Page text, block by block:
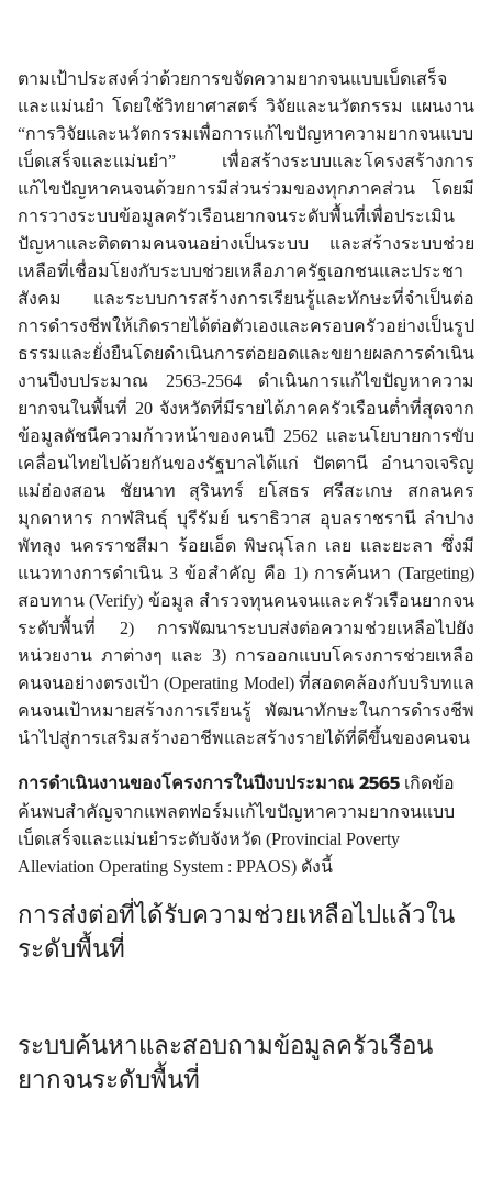
ตามเป้าประสงค์ว่าด้วยการขจัดความยากจนแบบเบ็ดเสร็จ
และแม่นยำ โดยใช้วิทยาศาสตร์ วิจัยและนวัตกรรม แผนงาน
“การวิจัยและนวัตกรรมเพื่อการแก้ไขปัญหาความยากจนแบบ
เบ็ดเสร็จและแม่นยำ” เพื่อสร้างระบบและโครงสร้างการ
แก้ไขปัญหาคนจนด้วยการมีส่วนร่วมของทุกภาคส่วน โดยมี
การวางระบบข้อมูลครัวเรือนยากจนระดับพื้นที่เพื่อประเมิน
ปัญหาและติดตามคนจนอย่างเป็นระบบ และสร้างระบบช่วย
เหลือที่เชื่อมโยงกับระบบช่วยเหลือภาครัฐเอกชนและประชา
สังคม และระบบการสร้างการเรียนรู้และทักษะที่จำเป็นต่อ
การดำรงชีพให้เกิดรายได้ต่อตัวเองและครอบครัวอย่างเป็นรูป
ธรรมและยั่งยืนโดยดำเนินการต่อยอดและขยายผลการดำเนิน
งานปีงบประมาณ 2563-2564 ดำเนินการแก้ไขปัญหาความ
ยากจนในพื้นที่ 20 จังหวัดที่มีรายได้ภาคครัวเรือนต่ำที่สุดจาก
ข้อมูลดัชนีความก้าวหน้าของคนปี 2562 และนโยบายการขับ
เคลื่อนไทยไปด้วยกันของรัฐบาลได้แก่ ปัตตานี อำนาจเจริญ
แม่ฮ่องสอน ชัยนาท สุรินทร์ ยโสธร ศรีสะเกษ สกลนคร
มุกดาหาร กาฬสินธุ์ บุรีรัมย์ นราธิวาส อุบลราชรานี ลำปาง
พัทลุง นครราชสีมา ร้อยเอ็ด พิษณุโลก เลย และยะลา ซึ่งมี
แนวทางการดำเนิน 3 ข้อสำคัญ คือ 1) การค้นหา (Targeting)
สอบทาน (Verify) ข้อมูล สำรวจทุนคนจนและครัวเรือนยากจน
ระดับพื้นที่ 2) การพัฒนาระบบส่งต่อความช่วยเหลือไปยัง
หน่วยงาน ภาต่างๆ และ 3) การออกแบบโครงการช่วยเหลือ
คนจนอย่างตรงเป้า (Operating Model) ที่สอดคล้องกับบริบทแล
คนจนเป้าหมายสร้างการเรียนรู้ พัฒนาทักษะในการดำรงชีพ
นำไปสู่การเสริมสร้างอาชีพและสร้างรายได้ที่ดีขึ้นของคนจน
การดำเนินงานของโครงการในปีงบประมาณ 2565 เกิดข้อ
ค้นพบสำคัญจากแพลตฟอร์มแก้ไขปัญหาความยากจนแบบ
เบ็ดเสร็จและแม่นยำระดับจังหวัด (Provincial Poverty
Alleviation Operating System : PPAOS) ดังนี้
การส่งต่อที่ได้รับความช่วยเหลือไปแล้วใน
ระดับพื้นที่
ระบบค้นหาและสอบถามข้อมูลครัวเรือน
ยากจนระดับพื้นที่